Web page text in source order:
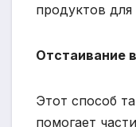
продуктов
Отстаивание
Этот способ
помогает